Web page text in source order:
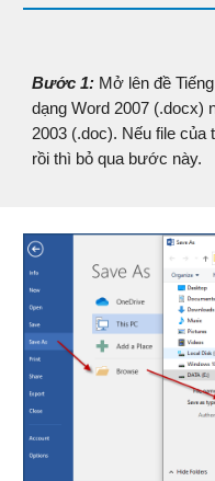
Bước 1: Mở lên đề
dạng Word 2007 (.docx)
2003 (.doc). Nếu file của
rồi thì bỏ qua bước này.